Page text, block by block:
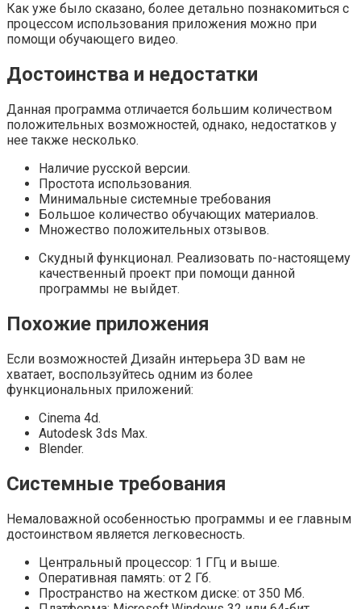
Как уже было сказано, более детально познакомиться с
процессом использования приложения можно при
помощи обучающего видео.
Достоинства и недостатки
Данная программа отличается большим количеством
положительных возможностей, однако, недостатков у
нее также несколько.
Наличие русской версии.
Простота использования.
Минимальные системные требования
Большое количество обучающих материалов.
Множество положительных отзывов.
Скудный функционал. Реализовать по-настоящему
качественный проект при помощи данной
программы не выйдет.
Похожие приложения
Если возможностей Дизайн интерьера 3D вам не
хватает, воспользуйтесь одним из более
функциональных приложений:
Cinema 4d.
Autodesk 3ds Max.
Blender.
Системные требования
Немаловажной особенностью программы и ее главным
достоинством является легковесность.
Центральный процессор: 1 ГГц и выше.
Оперативная память: от 2 Гб.
Пространство на жестком диске: от 350 Мб.